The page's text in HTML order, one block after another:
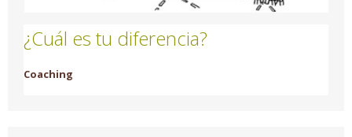
¿Cuál es tu diferencia?
Coaching